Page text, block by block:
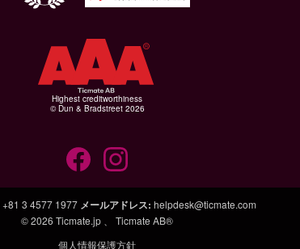
Highest creditworthiness
© Dun & Bradstreet 2026
+81 3 4577 1977 メールアドレス: helpdesk@ticmate.com
© 2026 Ticmate.jp 、
Ticmate AB®
個人情報保護方針